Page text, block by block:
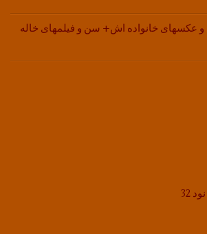
و عکسهای خانواده اش+ سن و فیلمهای خاله
32